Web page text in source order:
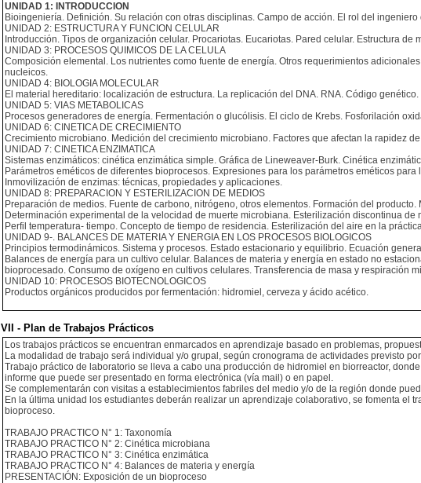
UNIDAD 1: INTRODUCCION
Bioingeniería. Definición. Su relación con otras disciplinas. Campo de acción. El rol del
UNIDAD 2: ESTRUCTURA Y FUNCION CELULAR
Introducción. Tipos de organización celular. Procariotas. Eucariotas. Pared celular. Estructura
UNIDAD 3: PROCESOS QUIMICOS DE LA CELULA
Composición elemental. Los nutrientes como fuente de energía. Otros requerimientos
nucleicos.
UNIDAD 4: BIOLOGIA MOLECULAR
El material hereditario: localización de estructura. La replicación del DNA. RNA. Código
UNIDAD 5: VIAS METABOLICAS
Procesos generadores de energía. Fermentación o glucólisis. El ciclo de Krebs. Fosforilación
UNIDAD 6: CINETICA DE CRECIMIENTO
Crecimiento microbiano. Medición del crecimiento microbiano. Factores que afectan la rapidez
UNIDAD 7: CINETICA ENZIMATICA
Sistemas enzimáticos: cinética enzimática simple. Gráfica de Lineweaver-Burk. Cinética
Parámetros eméticos de diferentes bioprocesos. Expresiones para los parámetros eméticos
Inmovilización de enzimas: técnicas, propiedades y aplicaciones.
UNIDAD 8: PREPARACION Y ESTERILIZACION DE MEDIOS
Preparación de medios. Fuente de carbono, nitrógeno, otros elementos. Formación del
Determinación experimental de la velocidad de muerte microbiana. Esterilización discontinua
Perfil temperatura- tiempo. Concepto de tiempo de residencia. Esterilización del aire en la
UNIDAD 9-. BALANCES DE MATERIA Y ENERGIA EN LOS PROCESOS BIOLOGICOS
Principios termodinámicos. Sistema y procesos. Estado estacionario y equilibrio. Ecuación
Balances de energía para un cultivo celular. Balances de materia y energía en estado no
bioprocesado. Consumo de oxígeno en cultivos celulares. Transferencia de masa y respiración
UNIDAD 10: PROCESOS BIOTECNOLOGICOS
Productos orgánicos producidos por fermentación: hidromiel, cerveza y ácido acético.
VII - Plan de Trabajos Prácticos
Los trabajos prácticos se encuentran enmarcados en aprendizaje basado en problemas,
La modalidad de trabajo será individual y/o grupal, según cronograma de actividades previsto
Trabajo práctico de laboratorio se lleva a cabo una producción de hidromiel en biorreactor,
informe que puede ser presentado en forma electrónica (vía mail) o en papel.
Se complementarán con visitas a establecimientos fabriles del medio y/o de la región donde
En la última unidad los estudiantes deberán realizar un aprendizaje colaborativo, se fomenta
bioproceso.
TRABAJO PRACTICO N° 1: Taxonomía
TRABAJO PRACTICO N° 2: Cinética microbiana
TRABAJO PRACTICO N° 3: Cinética enzimática
TRABAJO PRACTICO N° 4: Balances de materia y energía
PRESENTACIÓN: Exposición de un bioproceso